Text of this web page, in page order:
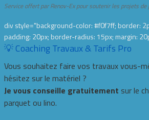
Service offert par Renov-Ex pour soutenir les projets
div style="background-color: #f0f7ff; border:
padding: 20px; border-radius: 15px; margin:
💡 Coaching Travaux & Tarifs Pro
Vous souhaitez faire vos travaux vous-
hésitez sur le matériel ?
Je vous conseille gratuitement sur le
parquet ou lino.